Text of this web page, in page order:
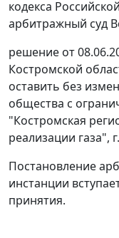
кодекса
арбитражный суд
решение от
Костромской
оставить без
общества с
"Костромская
реализации газа",
Постановление
инстанции
принятия.